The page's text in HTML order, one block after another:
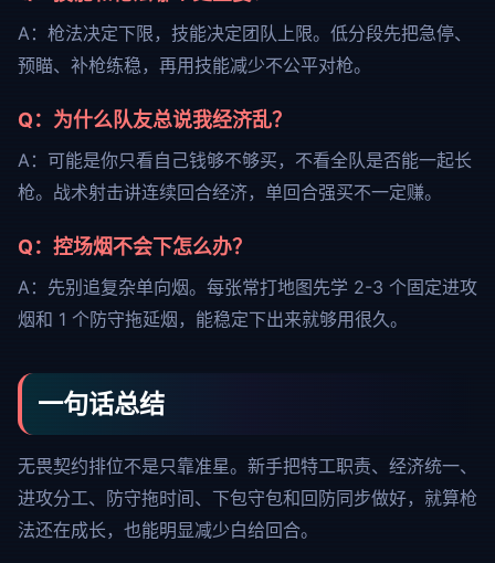
A：枪法决定下限，技能决定团队上限。低分段先把急停、
预瞄、补枪练稳，再用技能减少不公平对枪。
Q：为什么队友总说我经济乱？
A：可能是你只看自己钱够不够买，不看全队是否能一起长
枪。战术射击讲连续回合经济，单回合强买不一定赚。
Q：控场烟不会下怎么办？
A：先别追复杂单向烟。每张常打地图先学 2-3 个固定进攻
烟和 1 个防守拖延烟，能稳定下出来就够用很久。
一句话总结
无畏契约排位不是只靠准星。新手把特工职责、经济统一、
进攻分工、防守拖时间、下包守包和回防同步做好，就算枪
法还在成长，也能明显减少白给回合。